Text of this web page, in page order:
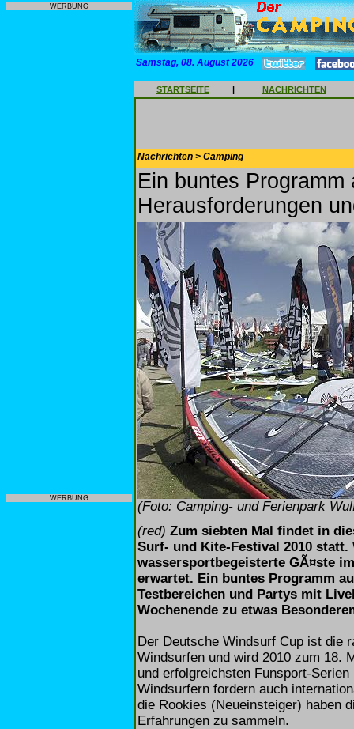
WERBUNG
WERBUNG
Samstag, 08. August 2026
STARTSEITE | NACHRICHTEN
Nachrichten > Camping
Ein buntes Programm
Herausforderungen
(Foto: Camping- und Ferienpark
(red) Zum siebten Mal findet in
Surf- und Kite-Festival 2010 statt.
wassersportbegeisterte GÃ¤ste
erwartet. Ein buntes Programm
Testbereichen und Partys mit
Wochenende zu etwas
Der Deutsche Windsurf Cup ist die
Windsurfen und wird 2010 zum 18.
und erfolgreichsten Funsport-
Windsurfern fordern auch
die Rookies (Neueinsteiger) haben
Erfahrungen zu sammeln.